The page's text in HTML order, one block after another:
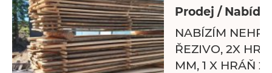
Prodej /
NABÍZÍM
ŘEZIVO, 2X
MM, 1 X HRÁŇ